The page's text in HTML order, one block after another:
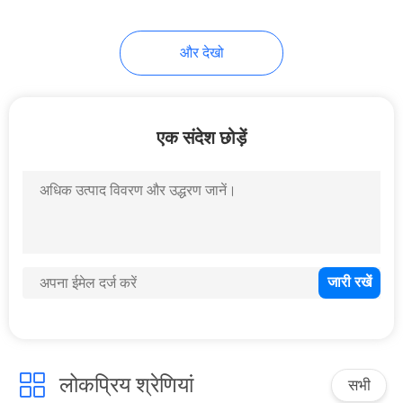
इलेक्ट्रिक बोल्ट लॉक
इलेक्ट्रिक स्ट्राइकर लॉक
और देखो
एक संदेश छोड़ें
लोकप्रिय श्रेणियां सभी